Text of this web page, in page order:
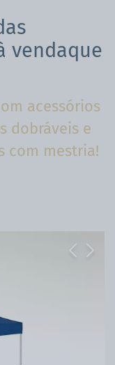
vendaque
acessórios
dobráveis e
com mestria!
Previous
Next